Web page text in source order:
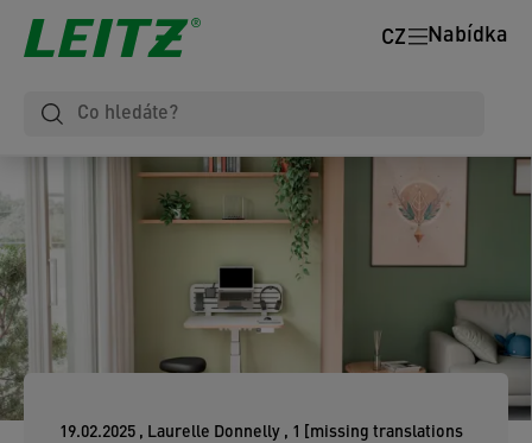
Nabídka
CZ
19.02.2025 , Laurelle Donnelly , 1 [missing translations